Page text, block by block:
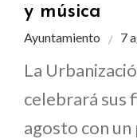
y música
Ayuntamiento 7
La
celebrará sus
agosto con